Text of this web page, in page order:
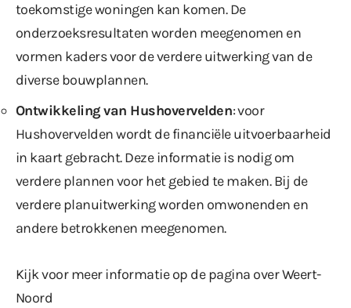
toekomstige woningen kan komen. De
onderzoeksresultaten worden meegenomen en
vormen kaders voor de verdere uitwerking van de
diverse bouwplannen.
Ontwikkeling van Hushovervelden: voor
Hushovervelden wordt de financiële uitvoerbaarheid
in kaart gebracht. Deze informatie is nodig om
verdere plannen voor het gebied te maken. Bij de
verdere planuitwerking worden omwonenden en
andere betrokkenen meegenomen.
Kijk voor meer informatie op de pagina overWeert-
Noord